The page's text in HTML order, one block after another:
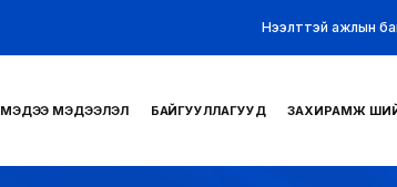
Нээлттэй ажлын
МЭДЭЭ МЭДЭЭЛЭЛ БАЙГУУЛЛАГУУД ЗАХИРАМЖ